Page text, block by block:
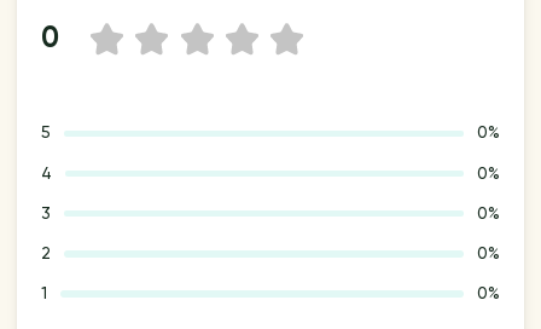
0 5
4
3
2
1
5 0%
4 0%
3 0%
2 0%
1 0%